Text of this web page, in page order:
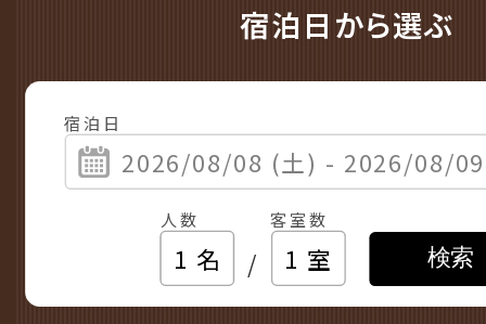
宿泊日から選ぶ
宿泊日
人数
/
客室数
検索